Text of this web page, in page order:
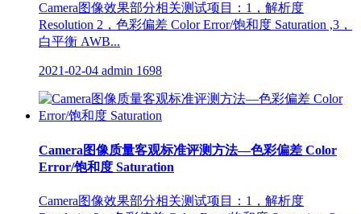
Camera图像效果部分相关测试项目：1，解析度
Resolution 2，色彩偏差 Color Error/饱和度 Saturation ,3，
白平衡 AWB...
2021-02-04 admin 1698
Camera图像质量客观标准评测方法—色彩偏差 Color
Error/饱和度 Saturation
Camera图像效果部分相关测试项目：1，解析度